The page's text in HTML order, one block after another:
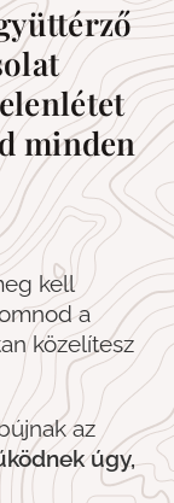
minden
kell
a
közelítesz
az
úgy,